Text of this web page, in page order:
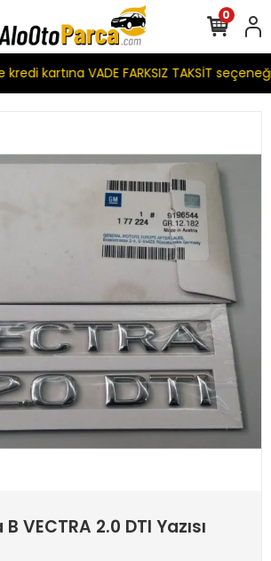
kartına VADE FARKSIZ TAKSİT
0
VECTRA 2.0 DTI Yazısı